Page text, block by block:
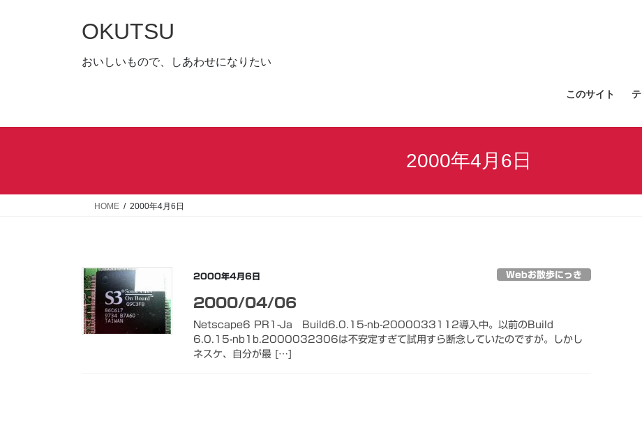
キ
に
OKUTSU
おいしいもので、しあわせになりたい
このサイト
2000年4月6日
HOME 2000年4月6日
2000年4月6日 Webお散歩にっき
2000/04/06
Netscape6 PR1-Ja Build6.0.15-nb-2000033112導入中。以前のBuild
6.0.15-nb1b.2000032306は不安定すぎて試用すら断念していたのですが。しかし
ネスケ、自分が最 […]